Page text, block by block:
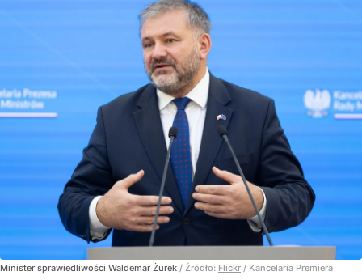
Minister sprawiedliwości Waldemar Żurek / Źródło: Flickr / Kancelaria Premiera